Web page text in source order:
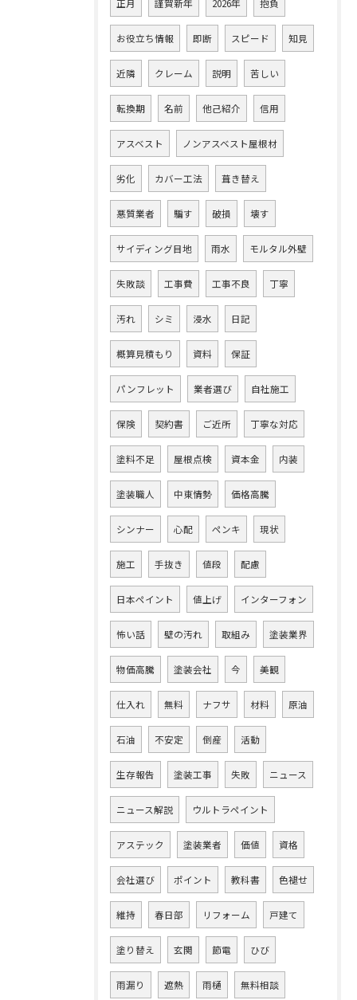
正月 謹賀新年 2026年 抱負
お役立ち情報 即断 スピード 知見
近隣 クレーム 説明 苦しい
転換期 名前 他己紹介 信用
アスベスト ノンアスベスト屋根材
劣化 カバー工法 葺き替え
悪質業者 騙す 破損 壊す
サイディング目地 雨水 モルタル外壁
失敗談 工事費 工事不良 丁寧
汚れ シミ 浸水 日記
概算見積もり 資料 保証
パンフレット 業者選び 自社施工
保険 契約書 ご近所 丁寧な対応
塗料不足 屋根点検 資本金 内装
塗装職人 中東情勢 価格高騰
シンナー 心配 ペンキ 現状
施工 手抜き 値段 配慮
日本ペイント 値上げ インターフォン
怖い話 壁の汚れ 取組み 塗装業界
物価高騰 塗装会社 今 美観
仕入れ 無料 ナフサ 材料 原油
石油 不安定 倒産 活動
生存報告 塗装工事 失敗 ニュース
ニュース解説 ウルトラペイント
アステック 塗装業者 価値 資格
会社選び ポイント 教科書 色褪せ
維持 春日部 リフォーム 戸建て
塗り替え 玄関 節電 ひび
雨漏り 遮熱 雨樋 無料相談